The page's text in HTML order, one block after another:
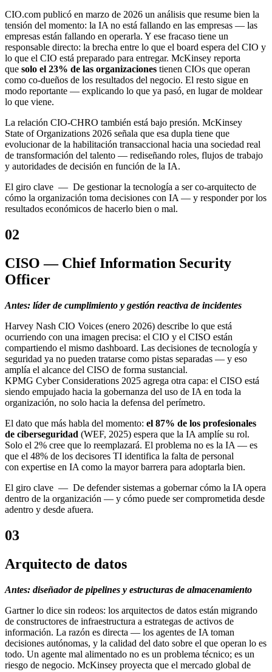
CIO.com publicó en marzo de 2026 un análisis que resume bien la
tensión del momento: la IA no está fallando en las empresas — las
empresas están fallando en operarla. Y ese fracaso tiene un
responsable directo: la brecha entre lo que el board espera del CIO y
lo que el CIO está preparado para entregar. McKinsey reporta
que solo el 23% de las organizaciones tienen CIOs que operan
como co-dueños de los resultados del negocio. El resto sigue en
modo reportante — explicando lo que ya pasó, en lugar de moldear
lo que viene.
La relación CIO-CHRO también está bajo presión. McKinsey
State of Organizations 2026 señala que esa dupla tiene que
evolucionar de la habilitación transaccional hacia una sociedad real
de transformación del talento — rediseñando roles, flujos de trabajo
y autoridades de decisión en función de la IA.
El giro clave — De gestionar la tecnología a serco-arquitecto de
cómo la organización toma decisiones con IA — y responder por los
resultados económicos de hacerlo bien o mal.
02
CISO — Chief Information Security
Officer
Antes: líder de cumplimiento y gestión reactiva de incidentes
Harvey Nash CIO Voices (enero 2026) describe lo que está
ocurriendo con una imagen precisa: el CIO y el CISO están
compartiendo el mismo dashboard. Las decisiones de tecnología y
seguridad ya no pueden tratarse como pistas separadas — y eso
amplía el alcance del CISO de forma sustancial.
KPMG Cyber Considerations 2025 agrega otra capa: el CISO está
siendo empujado hacia la gobernanza del uso de IA en toda la
organización, no solo hacia la defensa del perímetro.
El dato que más habla del momento: el 87% de los profesionales
de ciberseguridad (WEF, 2025) espera que la IA amplíe su rol.
Solo el 2% cree que lo reemplazará. El problema no es la IA — es
que el 48% de los decisores TI identifica la falta de personal
con expertise en IA como la mayor barrera para adoptarla bien.
El giro clave — De defender sistemas a gobernar cómo la IA opera
dentro de la organización — y cómo puede ser comprometida desde
adentro y desde afuera.
03
Arquitecto de datos
Antes: diseñador de pipelines y estructuras de almacenamiento
Gartner lo dice sin rodeos: los arquitectos de datos están migrando
de constructores de infraestructura a estrategas de activos de
información. La razón es directa — los agentes de IA toman
decisiones autónomas, y la calidad del dato sobre el que operan lo es
todo. Un agente mal alimentado no es un problema técnico; es un
riesgo de negocio. McKinsey proyecta que el mercado global de